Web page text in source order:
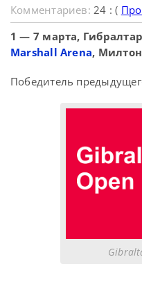
Комментариев:24 : (
1 — 7 марта,
Marshall Arena,
Победитель